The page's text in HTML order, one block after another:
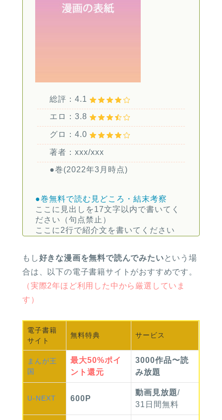
総評：4.1
エロ：3.8
グロ：4.0
著者：xxx/xxx
●巻(2022年3月時点)
●巻無料で読む 見どころ・結末考察
ここに見出しを17文字以内で書いてく
ださい（句点禁止）
ここに2行で紹介文を書いてください
もし好きな漫画を無料で読んでみたい という場
合は、以下の電子書籍サイトがおすすめです。
（実際2年ほど利用した中から厳選していま
す）
電子書籍
サイト
無料特典 サービス
まんが王
国
最大50%ポイ
ント還元
3000作品〜読
み放題
U-NEXT 600P
動画見放題/
31日間無料